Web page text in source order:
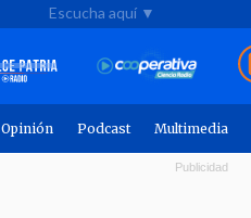
Escucha aquí ▼
Opinión Podcast Multimedia